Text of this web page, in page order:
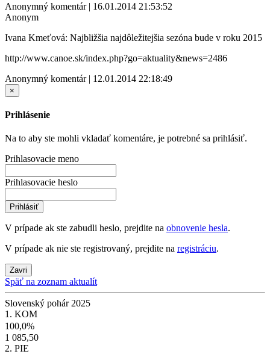
Anonymný komentár | 16.01.2014 21:53:52
Anonym
Ivana Kmeťová: Najbližšia najdôležitejšia sezóna bude v roku 2015
http://www.canoe.sk/index.php?go=aktuality&news=2486
Anonymný komentár | 12.01.2014 22:18:49
×
Prihlásenie
Na to aby ste mohli vkladať komentáre, je potrebné sa prihlásiť.
Prihlasovacie meno
Prihlasovacie heslo
Prihlásiť
V prípade ak ste zabudli heslo, prejdite na obnovenie hesla.
V prípade ak nie ste registrovaný, prejdite na registráciu.
Zavri
Späť na zoznam aktualít
Slovenský pohár 2025
1. KOM
100,0%
1 085,50
2. PIE